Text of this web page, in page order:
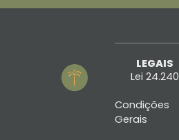
LEGAIS
Lei 24.240
Condições
Gerais